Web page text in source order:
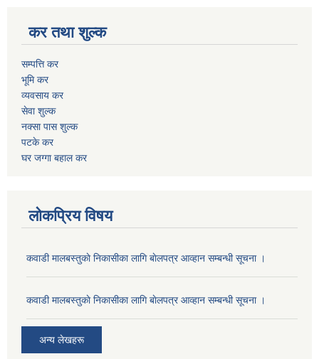
कर तथा शुल्क
सम्पत्ति कर
भूमि कर
व्यवसाय कर
सेवा शुल्क
नक्सा पास शुल्क
पटके कर
घर जग्गा बहाल कर
लोकप्रिय विषय
कवाडी मालबस्तुकाे निकासीका लागि बाेलपत्र आव्हान सम्बन्धी सूचना ।
कवाडी मालबस्तुकाे निकासीका लागि बाेलपत्र आव्हान सम्बन्धी सूचना ।
अन्य लेखहरू